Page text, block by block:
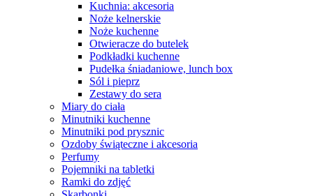
Kuchnia: akcesoria
Noże kelnerskie
Noże kuchenne
Otwieracze do butelek
Podkładki kuchenne
Pudełka śniadaniowe, lunch box
Sól i pieprz
Zestawy do sera
Miary do ciała
Minutniki kuchenne
Minutniki pod prysznic
Ozdoby świąteczne i akcesoria
Perfumy
Pojemniki na tabletki
Ramki do zdjęć